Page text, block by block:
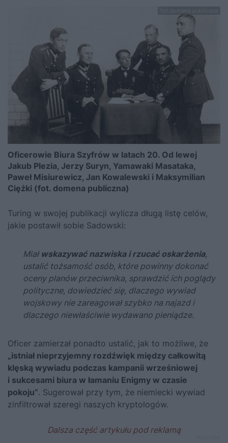
Oficerowie Biura Szyfrów w latach 20. Od lewej
Jakub Plezia, Jerzy Suryn, Yamawaki Masataka,
Paweł Misiurewicz, Jan Kowalewski i Maksymilian
Ciężki (fot. domena publiczna)
Turing w swojej publikacji wylicza długą listę celów,
jakie postawił sobie Sadowski:
Miał wskazywać nazwiska i rzucać oskarżenia,
ustalić tożsamość osób, które powinny dokonać
oceny planów przeciwnika, sprawdzić ich poglądy
polityczne, dowiedzieć się, dlaczego wywiad
wojskowy nie zareagował szybko na najazd i
dlaczego niewłaściwie wydawano pieniądze.
Oficer zamierzał ponadto ustalić, jak to możliwe, że
„istniał nieprzyjemny rozdźwięk między całkowitą
klęską wywiadu podczas kampanii wrześniowej
i sukcesami biura w łamaniu Enigmy w czasie
pokoju”. Sugerował przy tym, że niemiecki wywiad
zinfiltrował szeregi naszych kryptologów.